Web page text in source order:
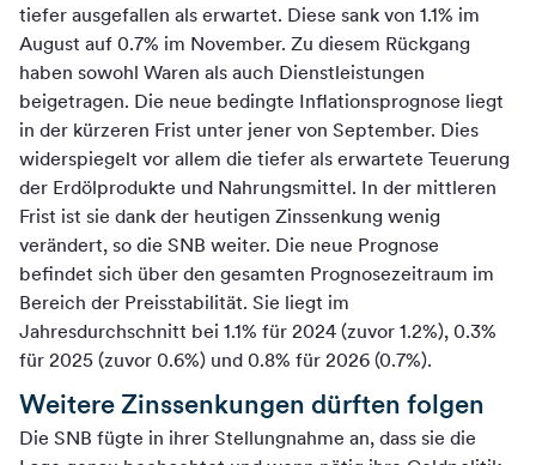
tiefer ausgefallen als erwartet. Diese sank von 1.1% im
August auf 0.7% im November. Zu diesem Rückgang
haben sowohl Waren als auch Dienstleistungen
beigetragen. Die neue bedingte Inflationsprognose liegt
in der kürzeren Frist unter jener von September. Dies
widerspiegelt vor allem die tiefer als erwartete Teuerung
der Erdölprodukte und Nahrungsmittel. In der mittleren
Frist ist sie dank der heutigen Zinssenkung wenig
verändert, so die SNB weiter. Die neue Prognose
befindet sich über den gesamten Prognosezeitraum im
Bereich der Preisstabilität. Sie liegt im
Jahresdurchschnitt bei 1.1% für 2024 (zuvor 1.2%), 0.3%
für 2025 (zuvor 0.6%) und 0.8% für 2026 (0.7%).
Weitere Zinssenkungen dürften folgen
Die SNB fügte in ihrer Stellungnahme an, dass sie die